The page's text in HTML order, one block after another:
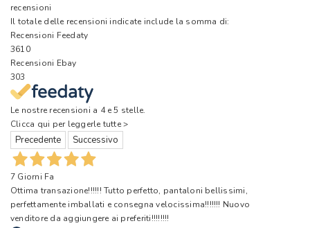
recensioni
Il totale delle recensioni indicate include la somma di:
Recensioni Feedaty
3610
Recensioni Ebay
303
Le nostre recensioni a 4 e 5 stelle.
Clicca qui per leggerle tutte >
Precedente Successivo
7 Giorni Fa
Ottima transazione!!!!!! Tutto perfetto, pantaloni bellissimi,
perfettamente imballati e consegna velocissima!!!!!!! Nuovo
venditore da aggiungere ai preferiti!!!!!!!!